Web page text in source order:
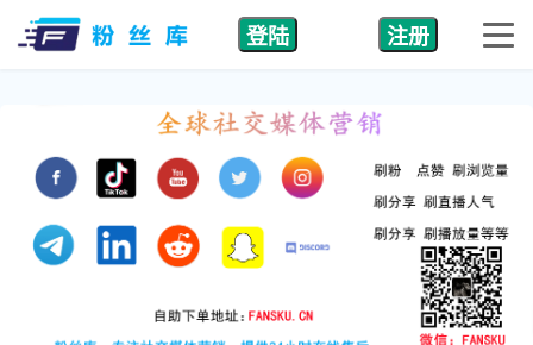
登陆 注册